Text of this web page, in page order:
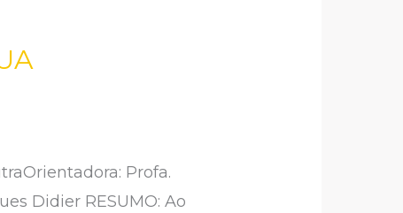
Profa.
Didier RESUMO: Ao